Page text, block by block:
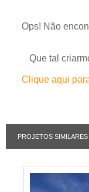
Ops! Não
Que tal
Clique aqui
PROJETOS